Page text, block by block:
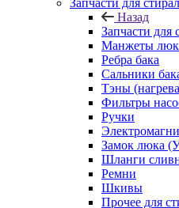
Запчасти для
Назад
Запчасти
Манжеты
Ребра бака
Сальники
Тэны
Фильтры
Ручки
Замок люка
Шланги
Ремни
Шкивы
Прочее для